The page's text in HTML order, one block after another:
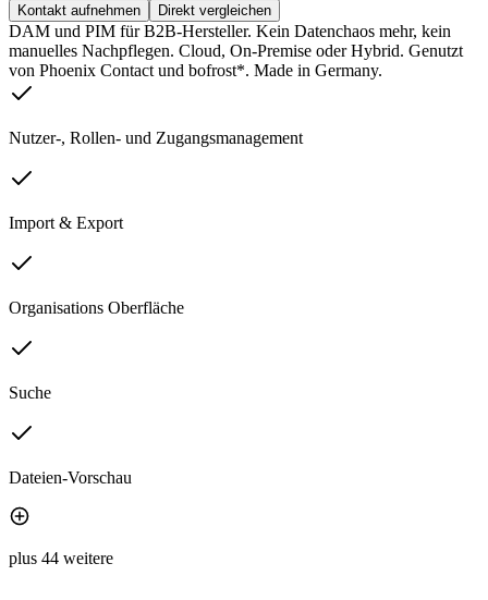
Kontakt aufnehmen Direkt vergleichen
DAM und PIM für B2B-Hersteller. Kein Datenchaos mehr, kein
manuelles Nachpflegen. Cloud, On-Premise oder Hybrid. Genutzt
von Phoenix Contact und bofrost*. Made in Germany.
Nutzer-, Rollen- und Zugangsmanagement
Import & Export
Organisations Oberfläche
Suche
Dateien-Vorschau
plus 44 weitere